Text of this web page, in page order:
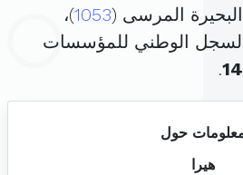
المرسى (1053)،
الوطني للمؤسسات
.
حول
هيرا